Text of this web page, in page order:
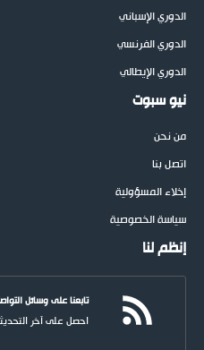
الدوري الإسباني
الدوري الفرنسي
الدوري الإيطالي
نيو سبوت
من نحن
اتصل بنا
إخلاء المسؤولية
سياسة الخصوصية
إنظم لنا
تابعنا على وسائل
احصل على آخر